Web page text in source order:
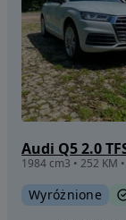
Audi Q5 2.0
1984 cm3 • 252 KM
Wyróżnione